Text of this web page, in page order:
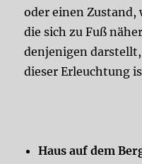
oder einen Zustand,
die sich zu Fuß
denjenigen darstellt,
dieser Erleuchtung
Haus auf dem